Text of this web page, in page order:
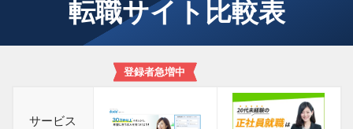
転職サイト比較表
サービス
登録者急増中